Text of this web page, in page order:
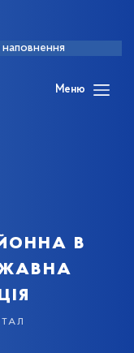
наповнення
Меню
в